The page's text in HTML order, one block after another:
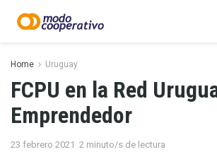
Home Uruguay
FCPU en la Red
Emprendedor
23 febrero 2021 2 minuto/s de lectura